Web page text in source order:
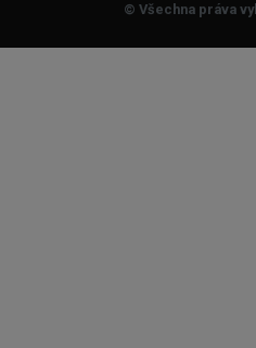
© Všechna práva